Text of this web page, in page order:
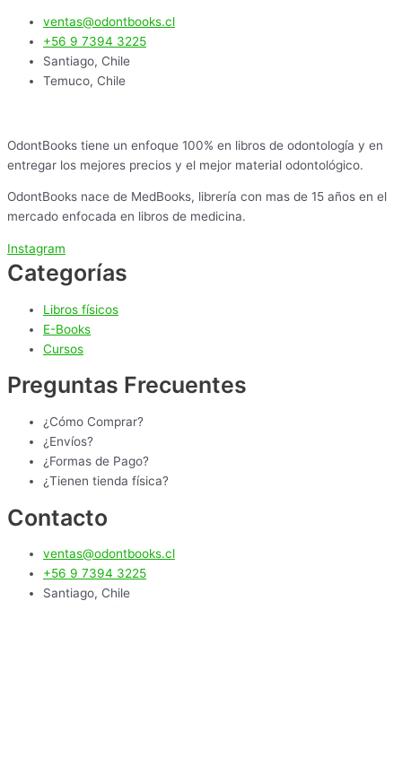
ventas@odontbooks.cl
+56 9 7394 3225
Santiago, Chile
Temuco, Chile
OdontBooks tiene un enfoque 100% en libros de odontología y en
entregar los mejores precios y el mejor material odontológico.
OdontBooks nace de MedBooks, librería con mas de 15 años en el
mercado enfocada en libros de medicina.
Instagram
Categorías
Libros físicos
E-Books
Cursos
Preguntas Frecuentes
¿Cómo Comprar?
¿Envíos?
¿Formas de Pago?
¿Tienen tienda física?
Contacto
ventas@odontbooks.cl
+56 9 7394 3225
Santiago, Chile
Temuco, Chile